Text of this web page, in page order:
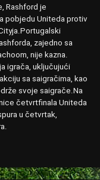
Rashford je
pobjedu Uniteda protiv
zajedno sa
nije kazna.
igrača, uključujući
sa saigračima, kao
svoje saigrače.Na
četvrtfinala Uniteda
u četvrtak,